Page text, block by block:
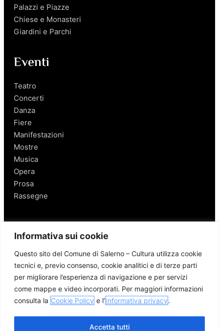
Informativa sui cookie
Questo sito del Comune di Salerno – Cultura utilizza cookie
tecnici e, previo consenso, cookie analitici e di terze parti
per migliorare l’esperienza di navigazione e per servizi
come mappe e video incorporati. Per maggiori informazioni
consulta la Cookie Policy e l’Informativa privacy.
Accetta tutti
Palazzi e Piazze
Chiese e Monasteri
Giardini e Parchi
Eventi
Teatro
Concerti
Danza
Fiere
Manifestazioni
Mostre
Musica
Opera
Prosa
Rassegne
Salerno
Personaggi
Enogastronomia
Mobilità a Salerno
Luoghi nei Dintorni
Link utili